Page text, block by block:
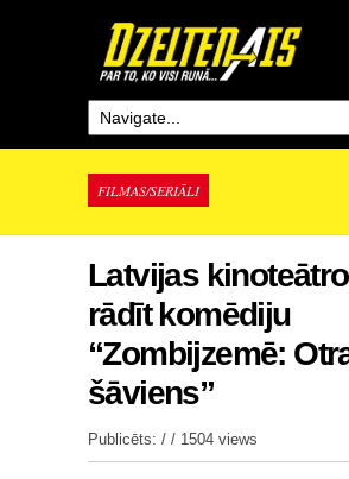
FILMAS/SERIĀLI
Latvijas
rādīt komēdiju
“Zombijzemē:
šāviens”
Publicēts: / / 1504 views